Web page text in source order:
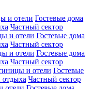
и отели Гостевые дома
Частный сектор
и отели Гостевые дома
Частный сектор
и отели Гостевые дома
Частный сектор
и отели Гостевые
отдыха Частный сектор